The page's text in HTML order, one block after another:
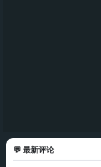
💬 最新评论